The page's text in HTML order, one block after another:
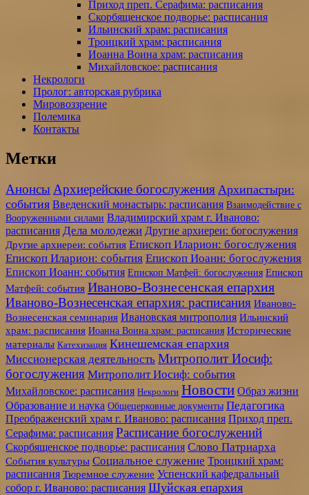
Приход преп. Серафима: расписания
Скорбященское подворье: расписания
Ильинский храм: расписания
Троицкий храм: расписания
Иоанна Воина храм: расписания
Михайловское: расписания
Некрологи
Пролог: авторская рубрика
Мировоззрение
Полемика
Контакты
Метки
Анонсы Архиерейские богослужения Архипастыри:
события Введенский монастырь: расписания Взаимодействие с
Вооруженными силами Владимирский храм г. Иваново:
расписания Дела молодежи Другие архиереи: богослужения
Другие архиереи: события Епископ Иларион: богослужения
Епископ Иларион: события Епископ Иоанн: богослужения
Епископ Иоанн: события Епископ Матфей: богослужения Епископ
Матфей: события Иваново-Вознесенская епархия
Иваново-Вознесенская епархия: расписания Иваново-
Вознесенская семинария Ивановская митрополия Ильинский
храм: расписания Иоанна Воина храм: расписания Исторические
материалы Катехизация Кинешемская епархия
Миссионерская деятельность Митрополит Иосиф:
богослужения Митрополит Иосиф: события
Михайловское: расписания Некрологи Новости Образ жизни
Образование и наука Общецерковные документы Педагогика
Преображенский храм г. Иваново: расписания Приход преп.
Серафима: расписания Расписание богослужений
Скорбященское подворье: расписания Слово Патриарха
События культуры Социальное служение Троицкий храм:
расписания Тюремное служение Успенский кафедральный
собор г. Иваново: расписания Шуйская епархия